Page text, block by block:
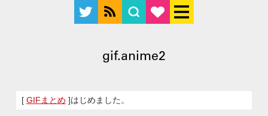
gif.anime2
[ GIFまとめ ]はじめました。